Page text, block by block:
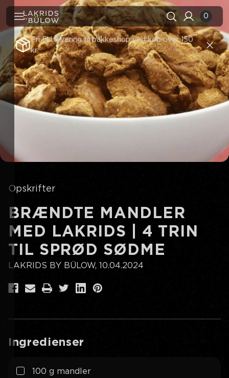
0
Fri EU levering til pakkeshop ved køb over 150
kr
Søgehistorik Ryd alle
Søgeresultater Se alle
Opskrifter
BRÆNDTE MANDLER
MED LAKRIDS | 4 TRIN
TIL SPRØD SØDME
LAKRIDS BY BÜLOW, 10.04.2024
Ingredienser
100 g mandler